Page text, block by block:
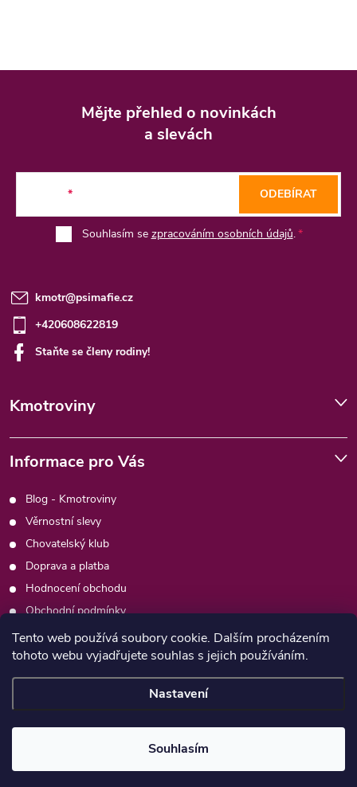
Tento web používá soubory cookie. Dalším procházením
tohoto webu vyjadřujete souhlas s jejich používáním.
Nastavení
Souhlasím
Mějte přehled o novinkách
a slevách
Souhlasím se zpracováním osobních údajů.
ODEBÍRAT
kmotr@psimafie.cz
+420608622819
Staňte se členy rodiny!
Kmotroviny
Informace pro Vás
Blog - Kmotroviny
Věrnostní slevy
Chovatelský klub
Doprava a platba
Hodnocení obchodu
Obchodní podmínky
Podmínky ochrany osobních údajů
Kontakty
Moje objednávka
Copyright 2026Psimafie.cz. Všechna práva vyhrazena.